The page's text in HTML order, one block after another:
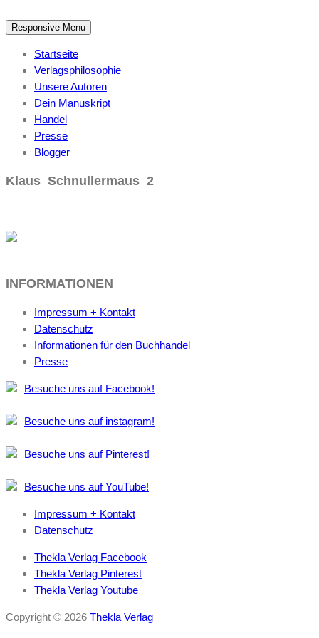
Responsive Menu
Startseite
Verlagsphilosophie
Unsere Autoren
Dein Manuskript
Handel
Presse
Blogger
Klaus_Schnullermaus_2
INFORMATIONEN
Impressum + Kontakt
Datenschutz
Informationen für den Buchhandel
Presse
Besuche uns auf Facebook!
Besuche uns auf instagram!
Besuche uns auf Pinterest!
Besuche uns auf YouTube!
Impressum + Kontakt
Datenschutz
Thekla Verlag Facebook
Thekla Verlag Pinterest
Thekla Verlag Youtube
Copyright © 2026 Thekla Verlag